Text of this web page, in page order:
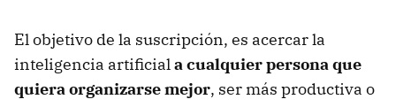
El objetivo de la suscripción, es acercar la
inteligencia artificiala cualquier persona que
quiera organizarse mejor, ser más productiva o